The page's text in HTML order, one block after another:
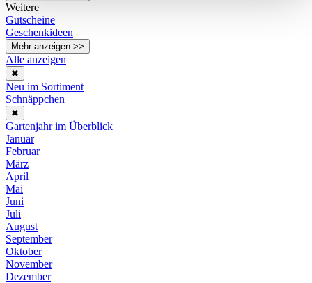
Weitere
Gutscheine
Geschenkideen
Mehr anzeigen >>
Alle anzeigen
✖
Neu im Sortiment
Schnäppchen
✖
Gartenjahr im Überblick
Januar
Februar
März
April
Mai
Juni
Juli
August
September
Oktober
November
Dezember